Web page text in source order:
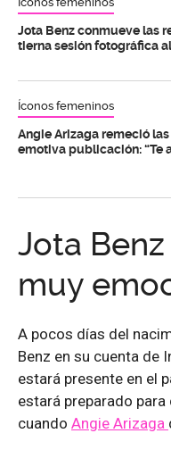
Jota Benz conmueve las
tierna sesión fotográfica
Íconos femeninos
Angie Arizaga remeció
emotiva publicación: “Te
Jota
muy
A pocos días del
Benz en su cuenta de
estará presente en el
estará preparado
cuando Angie Arizaga